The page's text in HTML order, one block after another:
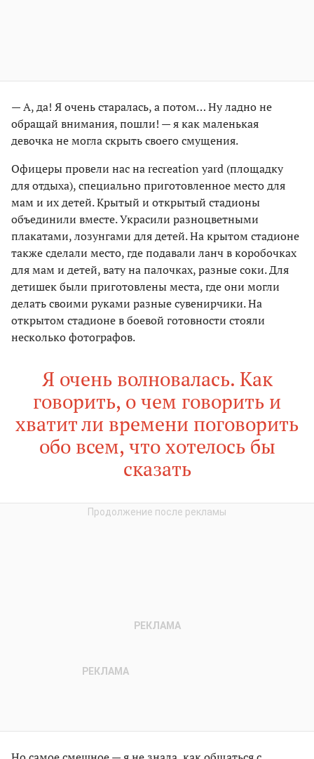
— А, да! Я очень старалась, а потом… Ну ладно не
обращай внимания, пошли! — я как маленькая
девочка не могла скрыть своего смущения.
Офицеры провели нас на recreation yard (площадку
для отдыха), специально приготовленное место для
мам и их детей. Крытый и открытый стадионы
объединили вместе. Украсили разноцветными
плакатами, лозунгами для детей. На крытом стадионе
также сделали место, где подавали ланч в коробочках
для мам и детей, вату на палочках, разные соки. Для
детишек были приготовлены места, где они могли
делать своими руками разные сувенирчики. На
открытом стадионе в боевой готовности стояли
несколько фотографов.
Я очень волновалась. Как
говорить, о чем говорить и
хватит ли времени поговорить
обо всем, что хотелось бы
сказать